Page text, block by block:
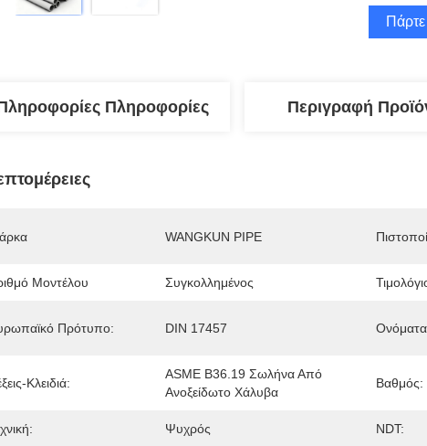
Πάρτε
Πληροφορίες Περιγραφή
WANGKUN PIPE
Μοντέλου Συγκολλημένος
Πρότυπο: DIN 17457
Κλειδιά:
ASME B36.19 Σωλήνα Από
Ανοξείδωτο Χάλυβα
Βαθμός:
Ψυχρός NDT: